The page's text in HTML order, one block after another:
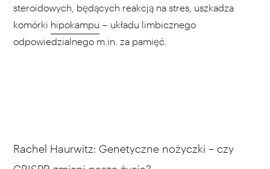
steroidowych, będących reakcją na stres, uszkadza
komórki hipokampu – układu limbicznego
odpowiedzialnego m.in. za pamięć.
Rachel Haurwitz: Genetyczne nożyczki – czy